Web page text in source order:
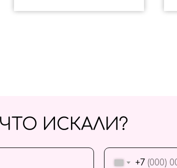
+7
ИСКАЛИ?